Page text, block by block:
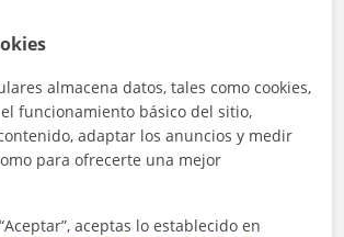
almacena datos, tales como cookies,
funcionamiento básico del sitio,
adaptar los anuncios y medir
para ofrecerte una mejor
aceptas lo establecido en